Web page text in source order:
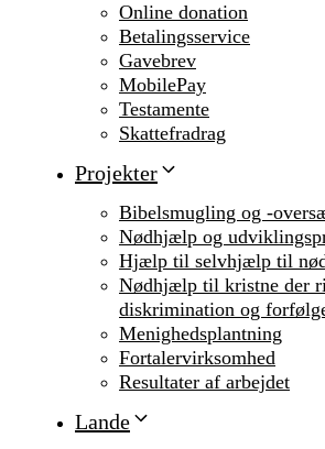
Online donation
Betalingsservice
Gavebrev
MobilePay
Testamente
Skattefradrag
Projekter
Bibelsmugling og -
Nødhjælp og
Hjælp til selvhjælp til
Nødhjælp til kristne der
diskrimination og
Menighedsplantning
Fortalervirksomhed
Resultater af arbejdet
Lande